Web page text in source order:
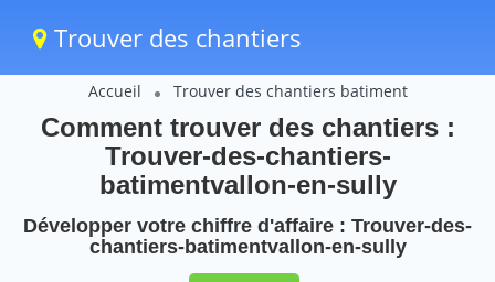
Trouver des chantiers
Accueil Trouver des chantiers batiment
Comment trouver des chantiers :
Trouver-des-chantiers-
batimentvallon-en-sully
Développer votre chiffre d'affaire : Trouver-des-
chantiers-batimentvallon-en-sully